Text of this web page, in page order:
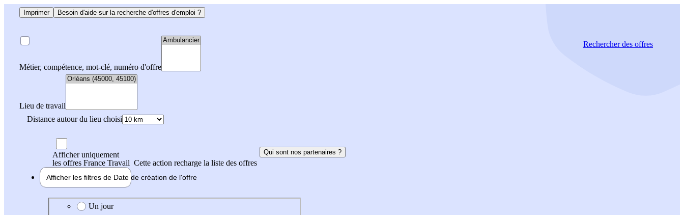
Imprimer Besoin d'aide sur la recherche d'offres d'emploi ?
Métier, compétence, mot-clé, numéro d'offre
Lieu de travail
Distance autour du lieu choisi
Rechercherdes offres
Afficher uniquement
les offres France Travail Cette action recharge la liste des offres
Qui sont nos partenaires ?
Afficher les filtres de Date de création de l'offre
Date de création de l'offre
Un jour